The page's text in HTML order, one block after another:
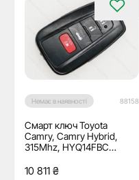
Немає в наявності 88158
Смарт ключ Toyota
Camry, Camry Hybrid,
315Mhz, HYQ14FBC
кнопки
10 811 ₴